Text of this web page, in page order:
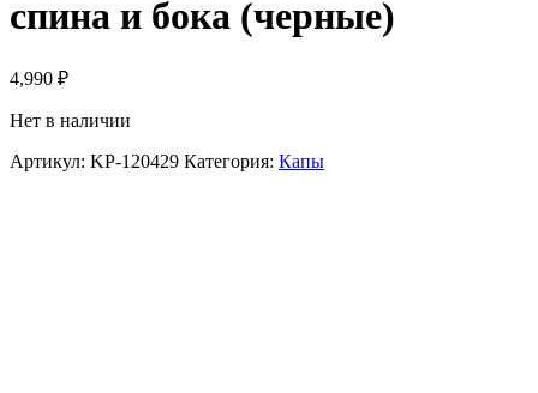
спина и бока (черные)
4,990 ₽
Нет в наличии
Артикул: KP-120429 Категория: Капы